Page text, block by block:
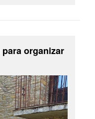
organizar